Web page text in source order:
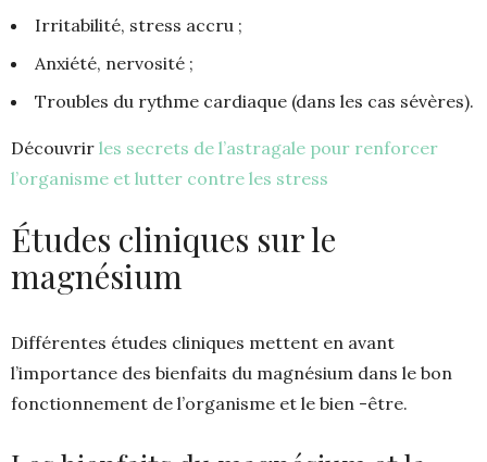
Irritabilité, stress accru ;
Anxiété, nervosité ;
Troubles du rythme cardiaque (dans les cas sévères).
Découvrir les secrets de l’astragale pour renforcer
l’organisme et lutter contre les stress
Études cliniques sur le
magnésium
Différentes études cliniques mettent en avant
l’importance des bienfaits du magnésium dans le bon
fonctionnement de l’organisme et le bien -être.